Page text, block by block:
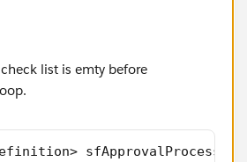
list is emty before